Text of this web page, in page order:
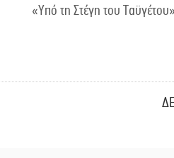
«Υπό τη Στέγη του Ταϋγέτου»